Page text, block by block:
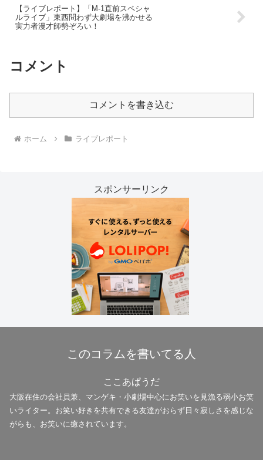
【ライブレポート】「M-1直前スペシャ
ルライブ」東西問わず大劇場を沸かせる
実力者漫才師勢ぞろい！
コメント
コメントを書き込む
ホーム ライブレポート
スポンサーリンク
このコラムを書いてる人
ここあぱうだ
大阪在住の会社員兼、マンゲキ・小劇場中心にお笑いを見漁る弱小お笑
いライター。お笑い好きを共有できる友達がおらず日々寂しさを感じな
がらも、お笑いに癒されています。